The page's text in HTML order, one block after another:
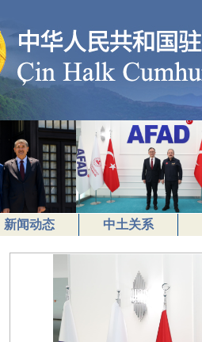
新闻动态 中土关系